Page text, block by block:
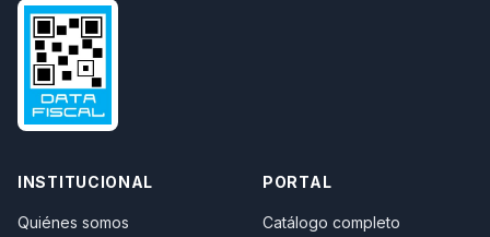
INSTITUCIONAL
Quiénes somos
PORTAL
Catálogo completo